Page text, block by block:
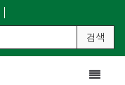
검색
Toggle